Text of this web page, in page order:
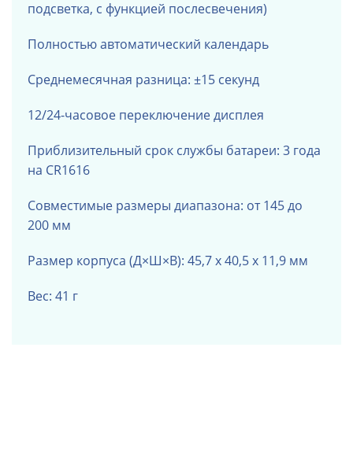
подсветка, с функцией послесвечения)
Полностью автоматический календарь
Среднемесячная разница: ±15 секунд
12/24-часовое переключение дисплея
Приблизительный срок службы батареи: 3 года
на CR1616
Совместимые размеры диапазона: от 145 до
200 мм
Размер корпуса (Д×Ш×В): 45,7 х 40,5 х 11,9 мм
Вес: 41 г